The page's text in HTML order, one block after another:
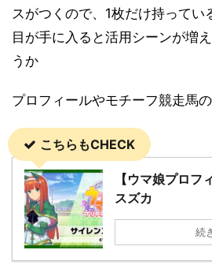
スがつくので、1枚だけ持ってい
目が手に入ると活用シーンが増
うか
プロフィールやモチーフ競走馬
こちらもCHECK
【ウマ娘プロフ
スズカ
続